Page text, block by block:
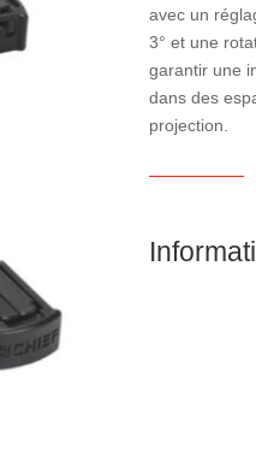
avec un
3° et une
garantir une
dans des
projection.